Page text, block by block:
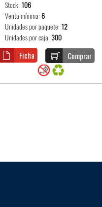
Stock: 106
Venta mínima: 6
Unidades por paquete: 12
Unidades por caja: 300
Comprar
Ficha